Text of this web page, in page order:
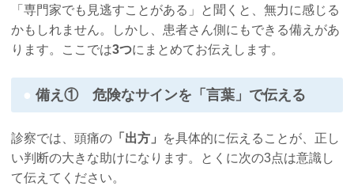
「専門家でも見逃すことがある」と聞くと、無力に感じる
かもしれません。しかし、患者さん側にもできる備えがあ
ります。ここでは3つにまとめてお伝えします。
備え① 危険なサインを「言葉」で伝える
診察では、頭痛の 「出方」 を具体的に伝えることが、正し
い判断の大きな助けになります。とくに次の3点は意識し
て伝えてください。